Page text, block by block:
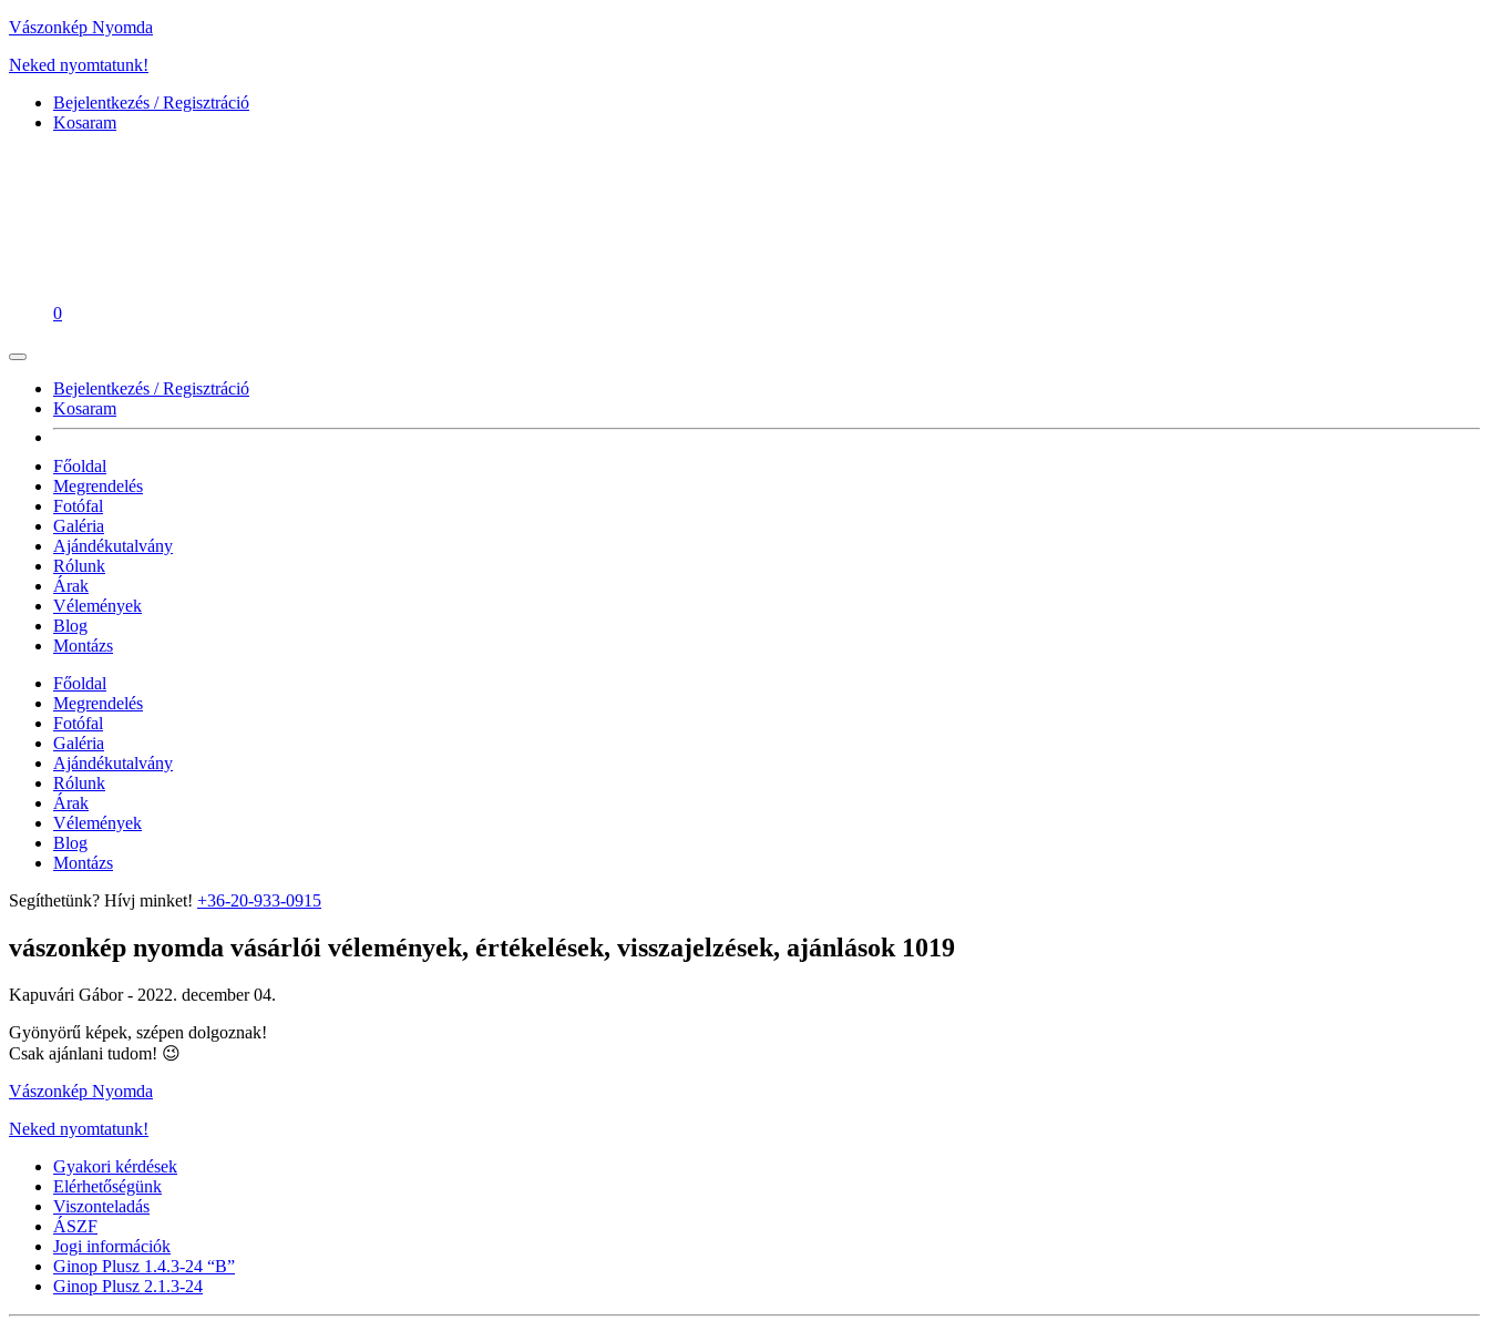
Vászonkép Nyomda
Neked nyomtatunk!
Bejelentkezés / Regisztráció
Kosaram
0
Bejelentkezés / Regisztráció
Kosaram
Főoldal
Megrendelés
Fotófal
Galéria
Ajándékutalvány
Rólunk
Árak
Vélemények
Blog
Montázs
Főoldal
Megrendelés
Fotófal
Galéria
Ajándékutalvány
Rólunk
Árak
Vélemények
Blog
Montázs
Segíthetünk? Hívj minket! +36-20-933-0915
vászonkép nyomda vásárlói vélemények, értékelések, visszajelzések, ajánlások 1019
Kapuvári Gábor - 2022. december 04.
Gyönyörű képek, szépen dolgoznak!
Csak ajánlani tudom! 😉
Vászonkép Nyomda
Neked nyomtatunk!
Gyakori kérdések
Elérhetőségünk
Viszonteladás
ÁSZF
Jogi információk
Ginop Plusz 1.4.3-24 “B”
Ginop Plusz 2.1.3-24